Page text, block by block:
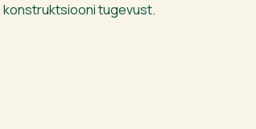
konstruktsiooni tugevust.